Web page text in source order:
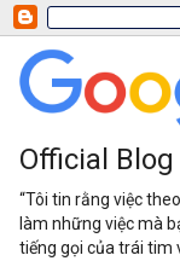
Official Blog
“Tôi tin rằng việc
làm những việc mà
tiếng gọi của trái tim